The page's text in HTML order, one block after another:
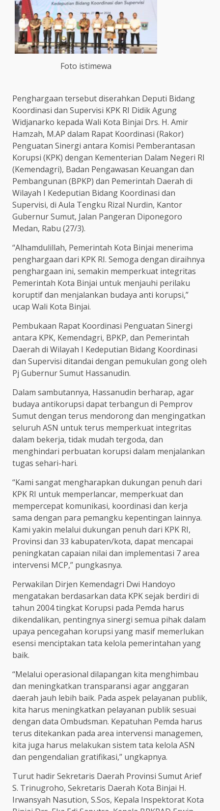
Foto istimewa
Penghargaan tersebut diserahkan Deputi Bidang
Koordinasi dan Supervisi KPK RI Didik Agung
Widjanarko kepada Wali Kota Binjai Drs. H. Amir
Hamzah, M.AP dalam Rapat Koordinasi (Rakor)
Penguatan Sinergi antara Komisi Pemberantasan
Korupsi (KPK) dengan Kementerian Dalam Negeri RI
(Kemendagri), Badan Pengawasan Keuangan dan
Pembangunan (BPKP) dan Pemerintah Daerah di
Wilayah I Kedeputian Bidang Koordinasi dan
Supervisi, di Aula Tengku Rizal Nurdin, Kantor
Gubernur Sumut, Jalan Pangeran Diponegoro
Medan, Rabu (27/3).
“Alhamdulillah, Pemerintah Kota Binjai menerima
penghargaan dari KPK RI. Semoga dengan diraihnya
penghargaan ini, semakin memperkuat integritas
Pemerintah Kota Binjai untuk menjauhi perilaku
koruptif dan menjalankan budaya anti korupsi,”
ucap Wali Kota Binjai.
Pembukaan Rapat Koordinasi Penguatan Sinergi
antara KPK, Kemendagri, BPKP, dan Pemerintah
Daerah di Wilayah I Kedeputian Bidang Koordinasi
dan Supervisi ditandai dengan pemukulan gong oleh
Pj Gubernur Sumut Hassanudin.
Dalam sambutannya, Hassanudin berharap, agar
budaya antikorupsi dapat terbangun di Pemprov
Sumut dengan terus mendorong dan mengingatkan
seluruh ASN untuk terus memperkuat integritas
dalam bekerja, tidak mudah tergoda, dan
menghindari perbuatan korupsi dalam menjalankan
tugas sehari-hari.
“Kami sangat mengharapkan dukungan penuh dari
KPK RI untuk memperlancar, memperkuat dan
mempercepat komunikasi, koordinasi dan kerja
sama dengan para pemangku kepentingan lainnya.
Kami yakin melalui dukungan penuh dari KPK RI,
Provinsi dan 33 kabupaten/kota, dapat mencapai
peningkatan capaian nilai dan implementasi 7 area
intervensi MCP,” pungkasnya.
Perwakilan Dirjen Kemendagri Dwi Handoyo
mengatakan berdasarkan data KPK sejak berdiri di
tahun 2004 tingkat Korupsi pada Pemda harus
dikendalikan, pentingnya sinergi semua pihak dalam
upaya pencegahan korupsi yang masif memerlukan
esensi menciptakan tata kelola pemerintahan yang
baik.
“Melalui operasional dilapangan kita menghimbau
dan meningkatkan transparansi agar anggaran
daerah jauh lebih baik. Pada aspek pelayanan publik,
kita harus meningkatkan pelayanan publik sesuai
dengan data Ombudsman. Kepatuhan Pemda harus
terus ditekankan pada area intervensi managemen,
kita juga harus melakukan sistem tata kelola ASN
dan pengendalian gratifikasi,” ungkapnya.
Turut hadir Sekretaris Daerah Provinsi Sumut Arief
S. Trinugroho, Sekretaris Daerah Kota Binjai H.
Irwansyah Nasution, S.Sos, Kepala Inspektorat Kota